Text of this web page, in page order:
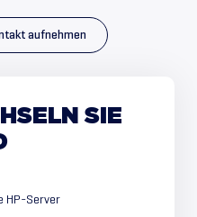
aufnehmen
SIE
HP-Server